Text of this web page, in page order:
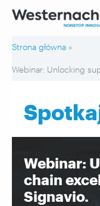
Przejdź
Strona główna
Webinar: Unlocking
Webinar:
chain
Signavio.